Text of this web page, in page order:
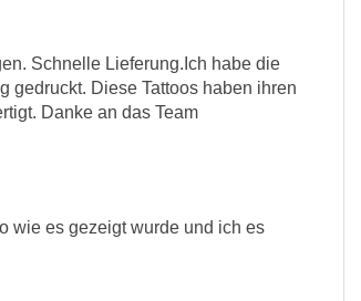
Schnelle Lieferung.Ich habe die
gedruckt. Diese Tattoos haben ihren
Danke an das Team
wie es gezeigt wurde und ich es